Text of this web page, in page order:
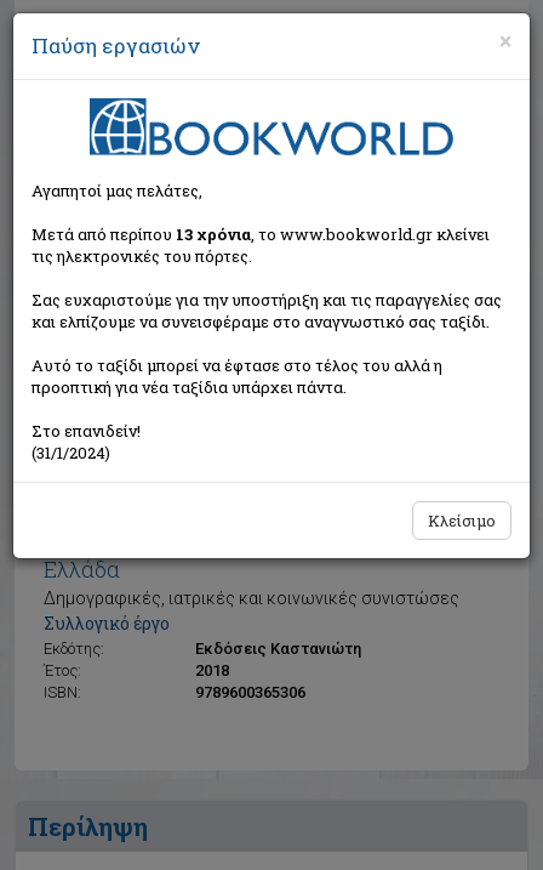
Αναζήτηση
Η υποβοηθούμενη αναπαραγωγή στην
Ελλάδα
Δημογραφικές, ιατρικές και κοινωνικές συνιστώσες
Συλλογικό έργο
Εκδότης:
Εκδόσεις Καστανιώτη
Έτος:
2018
ISBN:
9789600365306
Η τιμή μας:€12,60
Δεν υπάρχει δυνατότητα παραγγελίας
Περίληψη
×
Παύση εργασιών
Αγαπητοί μας πελάτες,
Μετά από περίπου 13 χρόνια, το www.bookworld.gr κλείνει
τις ηλεκτρονικές του πόρτες.
Σας ευχαριστούμε για την υποστήριξη και τις παραγγελίες σας
και ελπίζουμε να συνεισφέραμε στο αναγνωστικό σας ταξίδι.
Αυτό το ταξίδι μπορεί να έφτασε στο τέλος του αλλά η
προοπτική για νέα ταξίδια υπάρχει πάντα.
Στο επανιδείν!
(31/1/2024)
Κλείσιμο